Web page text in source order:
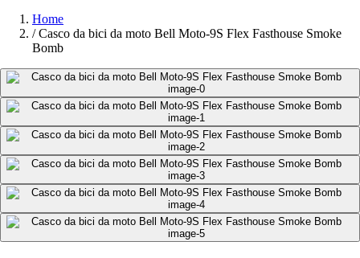
Home
/ Casco da bici da moto Bell Moto-9S Flex Fasthouse Smoke
Bomb